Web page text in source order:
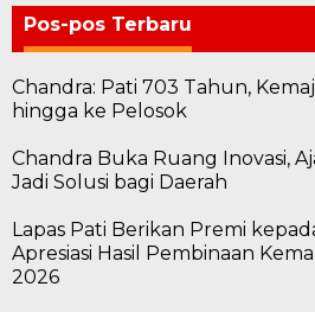
Pos-pos Terbaru
Chandra: Pati 703 Tahun,
hingga ke Pelosok
Chandra Buka Ruang Inovasi,
Jadi Solusi bagi Daerah
Lapas Pati Berikan Premi
Apresiasi Hasil Pembinaan
2026